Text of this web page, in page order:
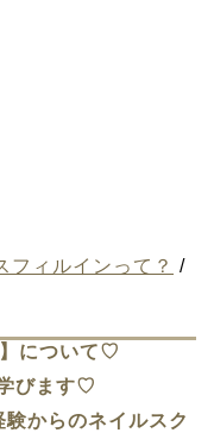
フィルインって？ /
について♡
びます♡
験からのネイルスク